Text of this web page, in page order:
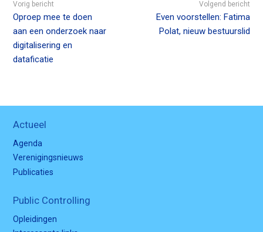
Vorig bericht
Oproep mee te doen
aan een onderzoek naar
digitalisering en
dataficatie
Volgend bericht
Even voorstellen: Fatima
Polat, nieuw bestuurslid
Actueel
Agenda
Verenigingsnieuws
Publicaties
Public Controlling
Opleidingen